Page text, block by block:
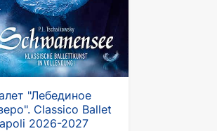
"Лебединое
Classico Ballet
2026-2027